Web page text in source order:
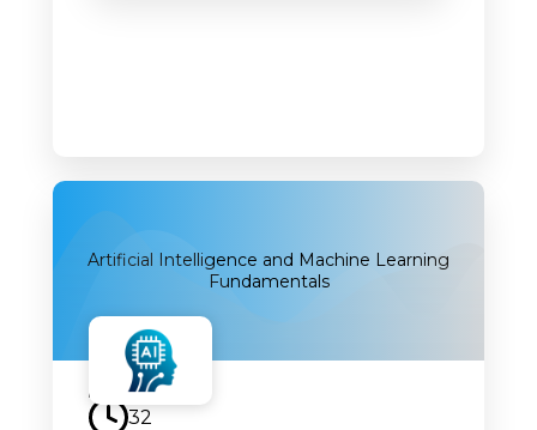
Artificial Intelligence and Machine Learning
Fundamentals
Наскоро
32